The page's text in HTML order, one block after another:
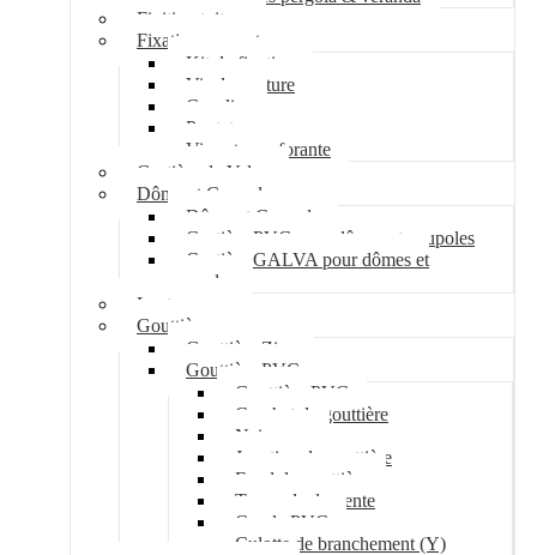
Finition toiture
Fixation couverture
Kit de fixation
Vis de couture
Cavalier
Pontet
Vis auto-perforante
Costière de Velux
Dôme et Coupole
Dôme et Coupole
Costière PVC pour dômes et coupoles
Costière GALVA pour dômes et
coupoles
Lanterneau
Gouttière
Gouttière Zinc
Gouttière PVC
Gouttière PVC
Crochet de gouttière
Naissance
Jonction de gouttière
Fond de gouttière
Tuyau de descente
Coude PVC
Culotte de branchement (Y)